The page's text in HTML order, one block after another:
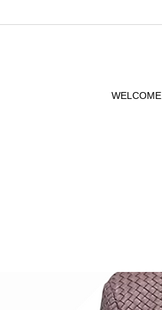
WELCOME